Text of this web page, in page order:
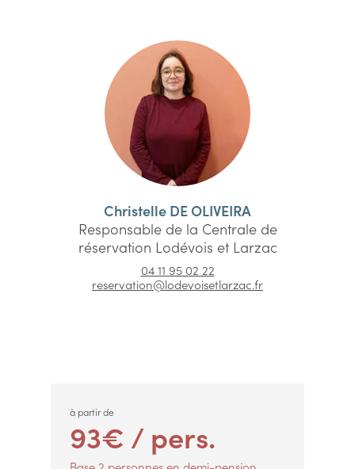
Christelle DE OLIVEIRA
Responsable de la Centrale de
réservation Lodévois et Larzac
04 11 95 02 22
reservation@lodevoisetlarzac.fr
à partir de
93€ / pers.